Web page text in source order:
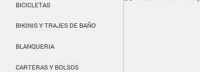
BICICLETAS
BIKINIS Y TRAJES DE BAÑO
BLANQUERIA
CARTERAS Y BOLSOS